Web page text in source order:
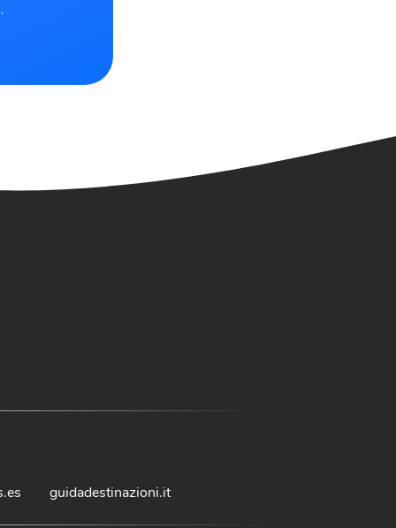
guidadestinazioni.it